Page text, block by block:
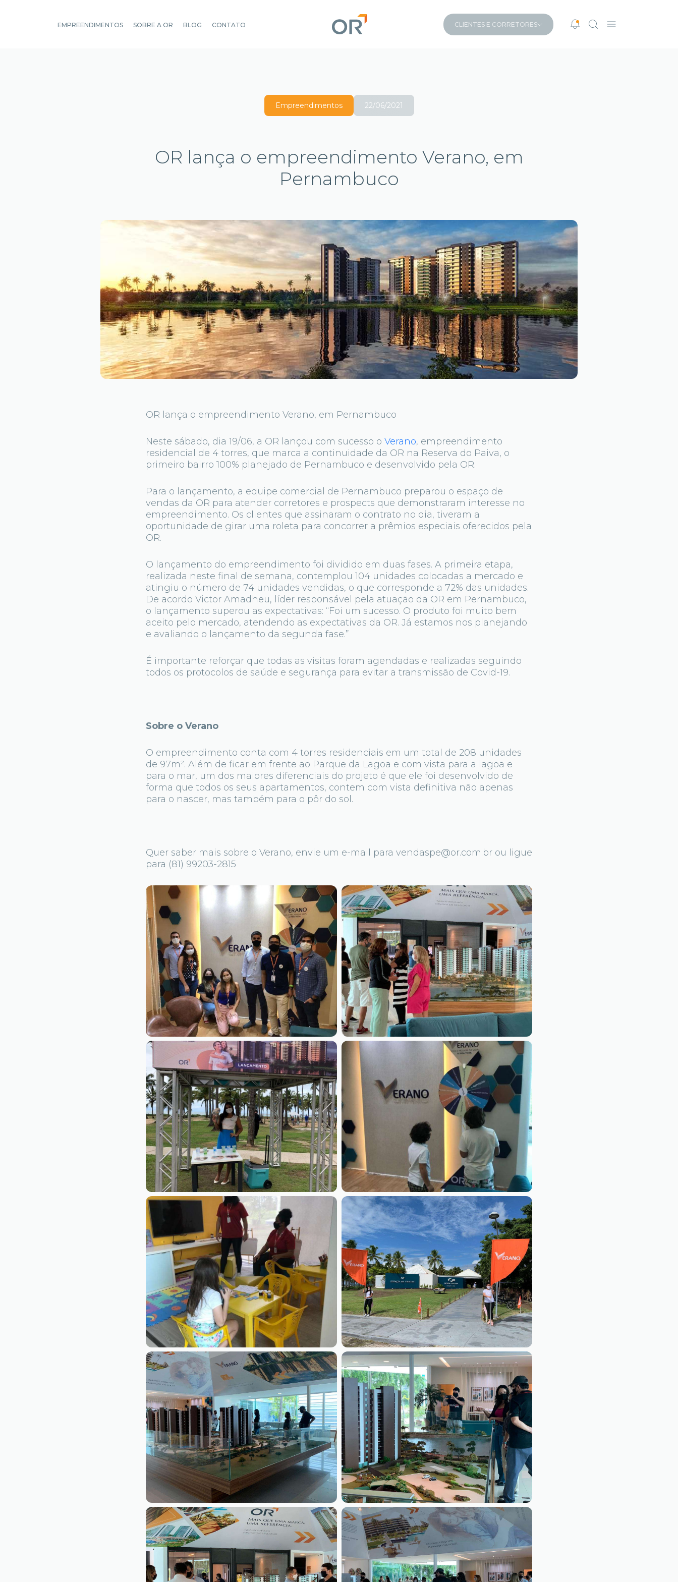
EMPREENDIMENTOS SOBRE A OR BLOG CONTATO CLIENTES E CORRETORES
Empreendimentos 22/06/2021
OR lança o empreendimento Verano, em
Pernambuco
OR lança o empreendimento Verano, em Pernambuco
Neste sábado, dia 19/06, a OR lançou com sucesso o Verano, empreendimento
residencial de 4 torres, que marca a continuidade da OR na Reserva do Paiva, o
primeiro bairro 100% planejado de Pernambuco e desenvolvido pela OR.
Para o lançamento, a equipe comercial de Pernambuco preparou o espaço de
vendas da OR para atender corretores e prospects que demonstraram interesse no
empreendimento. Os clientes que assinaram o contrato no dia, tiveram a
oportunidade de girar uma roleta para concorrer a prêmios especiais oferecidos pela
OR.
O lançamento do empreendimento foi dividido em duas fases. A primeira etapa,
realizada neste final de semana, contemplou 104 unidades colocadas a mercado e
atingiu o número de 74 unidades vendidas, o que corresponde a 72% das unidades.
De acordo Victor Amadheu, líder responsável pela atuação da OR em Pernambuco,
o lançamento superou as expectativas: “Foi um sucesso. O produto foi muito bem
aceito pelo mercado, atendendo as expectativas da OR. Já estamos nos planejando
e avaliando o lançamento da segunda fase.”
É importante reforçar que todas as visitas foram agendadas e realizadas seguindo
todos os protocolos de saúde e segurança para evitar a transmissão de Covid-19.
Sobre o Verano
O empreendimento conta com 4 torres residenciais em um total de 208 unidades
de 97m². Além de ficar em frente ao Parque da Lagoa e com vista para a lagoa e
para o mar, um dos maiores diferenciais do projeto é que ele foi desenvolvido de
forma que todos os seus apartamentos, contem com vista definitiva não apenas
para o nascer, mas também para o pôr do sol.
Quer saber mais sobre o Verano, envie um e-mail para vendaspe@or.com.br ou ligue
para (81) 99203-2815